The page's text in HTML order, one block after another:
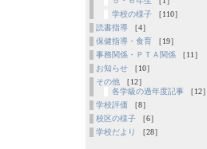
学校の様子 ［110］
読書指導 ［4］
保健指導・食育 ［19］
事務関係・ＰＴＡ関係 ［11］
お知らせ ［10］
その他 ［12］
各学級の過年度記事 ［12］
学校評価 ［8］
校区の様子 ［6］
学校だより
［28］